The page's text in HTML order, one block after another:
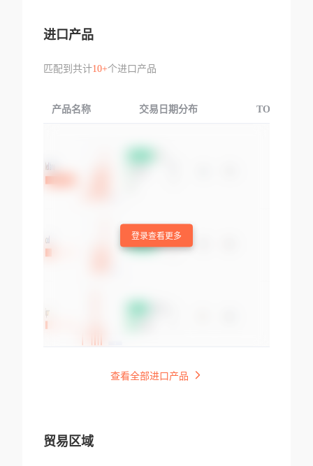
进口产品
匹配到共计10+个进口产品
产品名称 交易日期分布 TOP3交易国
登录查看更多
查看全部进口产品
贸易区域